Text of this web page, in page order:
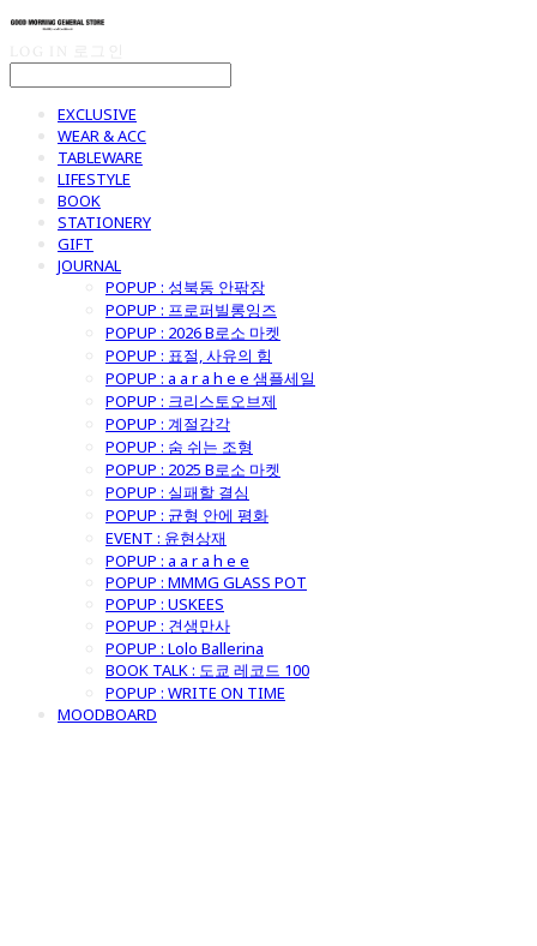
EXCLUSIVE
WEAR & ACC
TABLEWARE
LIFESTYLE
BOOK
STATIONERY
GIFT
JOURNAL
POPUP : 성북동 안팎장
POPUP : 프로퍼빌롱잉즈
POPUP : 2026 B로소 마켓
POPUP : 표절, 사유의 힘
POPUP : a a r a h e e 샘플세일
POPUP : 크리스토오브제
POPUP : 계절감각
POPUP : 숨 쉬는 조형
POPUP : 2025 B로소 마켓
POPUP : 실패할 결심
POPUP : 균형 안에 평화
EVENT : 윤현상재
POPUP : a a r a h e e
POPUP : MMMG GLASS POT
POPUP : USKEES
POPUP : 견생만사
POPUP : Lolo Ballerina
BOOK TALK : 도쿄 레코드 100
POPUP : WRITE ON TIME
MOODBOARD